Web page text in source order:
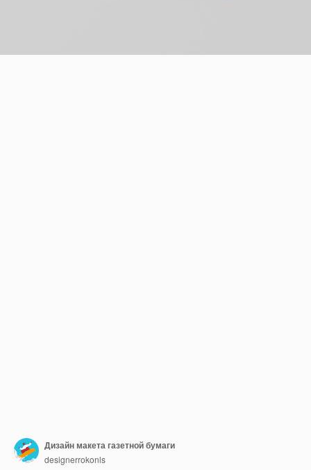
Дизайн макета газетной бумаги
designerrokonls